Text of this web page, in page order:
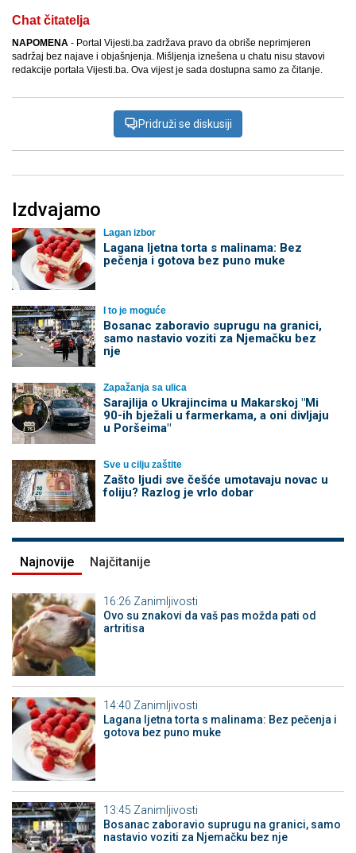
Chat čitatelja
NAPOMENA - Portal Vijesti.ba zadržava pravo da obriše neprimjeren
sadržaj bez najave i objašnjenja. Mišljenja iznešena u chatu nisu stavovi
redakcije portala Vijesti.ba. Ova vijest je sada dostupna samo za čitanje.
Pridruži se diskusiji
Izdvajamo
Lagan izbor
Lagana ljetna torta s malinama: Bez
pečenja i gotova bez puno muke
I to je moguće
Bosanac zaboravio suprugu na granici,
samo nastavio voziti za Njemačku bez
nje
Zapažanja sa ulica
Sarajlija o Ukrajincima u Makarskoj "Mi
90-ih bježali u farmerkama, a oni divljaju
u Poršeima"
Sve u cilju zaštite
Zašto ljudi sve češće umotavaju novac u
foliju? Razlog je vrlo dobar
Najnovije Najčitanije
16:26 Zanimljivosti
Ovo su znakovi da vaš pas možda pati od
artritisa
14:40 Zanimljivosti
Lagana ljetna torta s malinama: Bez pečenja i
gotova bez puno muke
13:45 Zanimljivosti
Bosanac zaboravio suprugu na granici, samo
nastavio voziti za Njemačku bez nje